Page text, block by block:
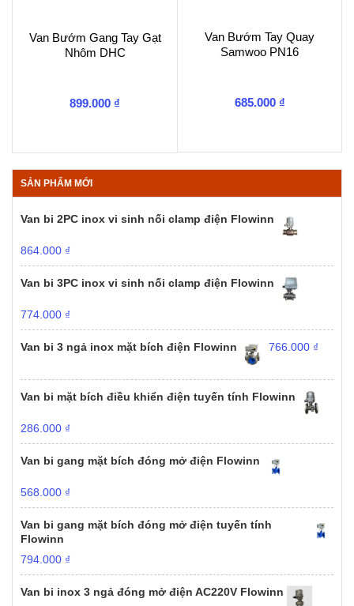
Van Bướm Gang Tay Gạt
Nhôm DHC
899.000 ₫
Van Bướm Tay Quay
Samwoo PN16
685.000 ₫
SẢN PHẨM MỚI
Van bi 2PC inox vi sinh nối clamp điện Flowinn
864.000 ₫
Van bi 3PC inox vi sinh nối clamp điện Flowinn
774.000 ₫
Van bi 3 ngả inox mặt bích điện Flowinn 766.000 ₫
Van bi mặt bích điều khiển điện tuyến tính Flowinn
286.000 ₫
Van bi gang mặt bích đóng mở điện Flowinn
568.000 ₫
Van bi gang mặt bích đóng mở điện tuyến tính
Flowinn
794.000 ₫
Van bi inox 3 ngả đóng mở điện AC220V Flowinn